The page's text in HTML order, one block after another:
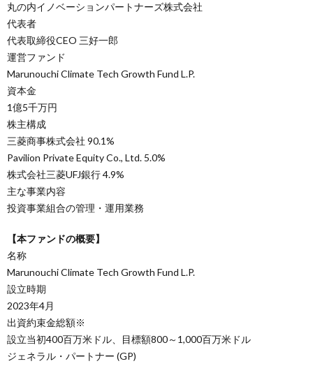
丸の内イノベーションパートナーズ株式会社
代表者
代表取締役CEO 三好一郎
運営ファンド
Marunouchi Climate Tech Growth Fund L.P.
資本金
1億5千万円
株主構成
三菱商事株式会社 90.1%
Pavilion Private Equity Co., Ltd. 5.0%
株式会社三菱UFJ銀行 4.9%
主な事業内容
投資事業組合の管理・運用業務
【本ファンドの概要】
名称
Marunouchi Climate Tech Growth Fund L.P.
設立時期
2023年4月
出資約束金総額※
設立当初400百万米ドル、目標額800～1,000百万米ドル
ジェネラル・パートナー (GP)